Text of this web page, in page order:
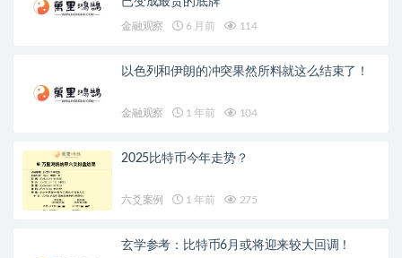
金融观察 6 月前 114
以色列和伊朗的冲突果然所料就这么结束了！
金融观察 1 年前 104
2025比特币今年走势？
六爻案例 1 年前 275
玄学参考：比特币6月或将迎来较大回调！